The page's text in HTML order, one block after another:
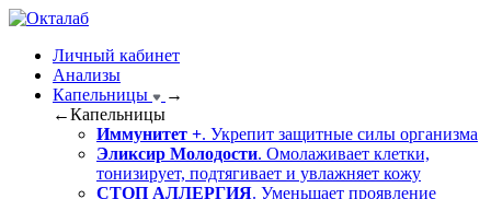
Личный кабинет
Анализы
Капельницы
→
←Капельницы
Иммунитет +. Укрепит защитные силы организма
Эликсир Молодости. Омолаживает клетки,
тонизирует, подтягивает и увлажняет кожу
СТОП АЛЛЕРГИЯ. Уменьшает проявление